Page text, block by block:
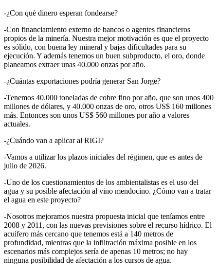
-¿Con qué dinero esperan fondearse?
-Con financiamiento externo de bancos o agentes financieros
propios de la minería. Nuestra mejor motivación es que el proyecto
es sólido, con buena ley mineral y bajas dificultades para su
ejecución. Y además tenemos un buen subproducto, el oro, donde
planeamos extraer unas 40.000 onzas por año.
-¿Cuántas exportaciones podría generar San Jorge?
-Tenemos 40.000 toneladas de cobre fino por año, que son unos 400
millones de dólares, y 40.000 onzas de oro, otros US$ 160 millones
más. Entonces son unos US$ 560 millones por año a valores
actuales.
-¿Cuándo van a aplicar al RIGI?
-Vamos a utilizar los plazos iniciales del régimen, que es antes de
julio de 2026.
-Uno de los cuestionamientos de los ambientalistas es el uso del
agua y su posible afectación al vino mendocino. ¿Cómo van a tratar
el agua en este proyecto?
-Nosotros mejoramos nuestra propuesta inicial que teníamos entre
2008 y 2011, con las nuevas previsiones sobre el recurso hídrico. El
acuífero más cercano que tenemos está a 140 metros de
profundidad, mientras que la infiltración máxima posible en los
escenarios más complejos sería de apenas 10 metros; no hay
ninguna posibilidad de afectación a los cursos de agua.